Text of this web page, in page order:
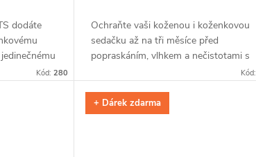
dodáte
příměsi
Kód:280
Ochraňte vaši koženou i koženkovou
sedačku až na tři měsíce před
popraskáním, vlhkem a nečistotami s
impregnací INPRODUCTS. Se sprejem
voskovou...
Kód:
+ Dárek zdarma